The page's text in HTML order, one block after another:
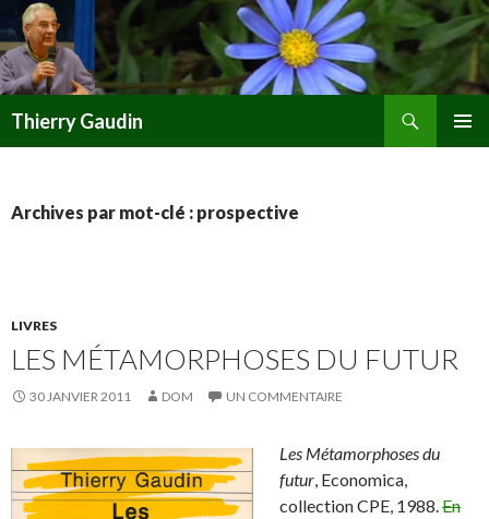
Thierry Gaudin
Archives par mot-clé : prospective
LIVRES
LES MÉTAMORPHOSES DU FUTUR
30 JANVIER 2011 DOM UN COMMENTAIRE
Les Métamorphoses du
futur , Economica,
collection CPE, 1988. En